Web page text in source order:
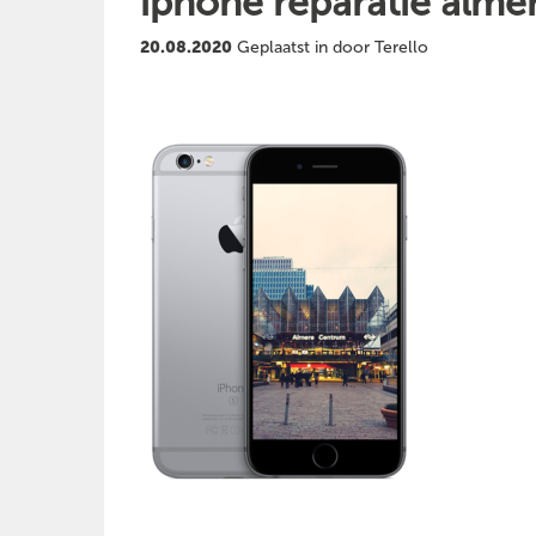
20.08.2020 Geplaatst in door Terello